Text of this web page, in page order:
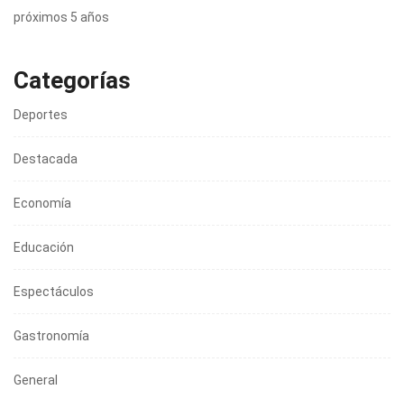
próximos 5 años
Categorías
Deportes
Destacada
Economía
Educación
Espectáculos
Gastronomía
General